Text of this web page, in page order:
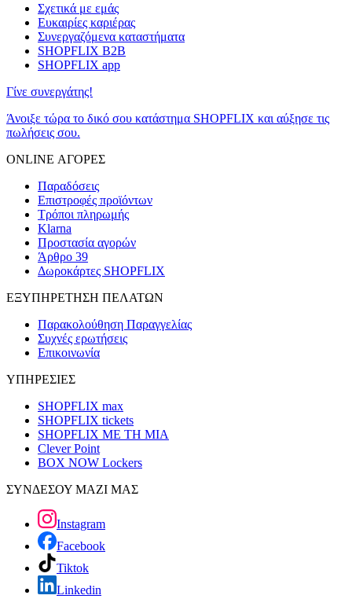
Σχετικά με εμάς
Ευκαιρίες καριέρας
Συνεργαζόμενα καταστήματα
SHOPFLIX B2B
SHOPFLIX app
Γίνε συνεργάτης!
Άνοιξε τώρα το δικό σου κατάστημα SHOPFLIX και αύξησε τις
πωλήσεις σου.
ONLINE ΑΓΟΡΕΣ
Παραδόσεις
Επιστροφές προϊόντων
Τρόποι πληρωμής
Klarna
Προστασία αγορών
Άρθρο 39
Δωροκάρτες SHOPFLIX
ΕΞΥΠΗΡΕΤΗΣΗ ΠΕΛΑΤΩΝ
Παρακολούθηση Παραγγελίας
Συχνές ερωτήσεις
Επικοινωνία
ΥΠΗΡΕΣΙΕΣ
SHOPFLIX max
SHOPFLIX tickets
SHOPFLIX ΜΕ ΤΗ ΜΙΑ
Clever Point
BOX NOW Lockers
ΣΥΝΔΕΣΟΥ ΜΑΖΙ ΜΑΣ
Instagram
Facebook
Tiktok
Linkedin